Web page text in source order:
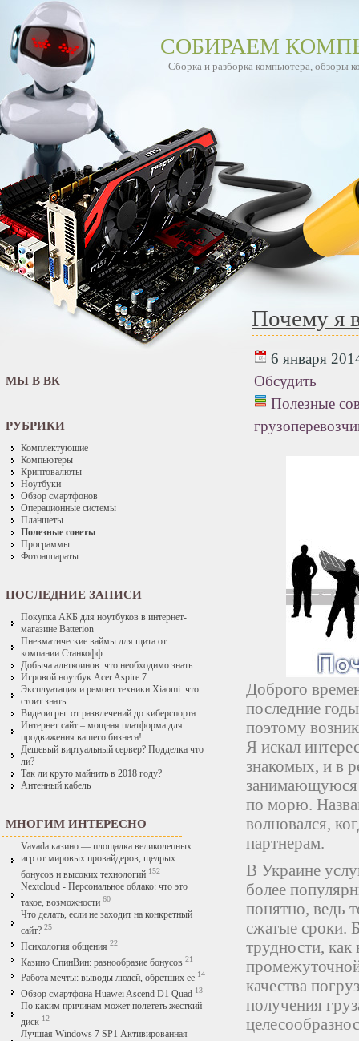
СОБИРАЕМ
Сборка и разборка компьютера, обзоры
МЫ В ВК
РУБРИКИ
Комплектующие
Компьютеры
Криптовалюты
Ноутбуки
Обзор смартфонов
Операционные системы
Планшеты
Полезные советы
Программы
Фотоаппараты
ПОСЛЕДНИЕ ЗАПИСИ
Покупка АКБ для ноутбуков в интернет-
магазине Batterion
Пневматические ваймы для щита от
компании Станкофф
Добыча альткоинов: что необходимо знать
Игровой ноутбук Acer Aspire 7
Эксплуатация и ремонт техники Xiaomi: что
стоит знать
Видеоигры: от развлечений до киберспорта
Интернет сайт – мощная платформа для
продвижения вашего бизнеса!
Дешевый виртуальный сервер? Подделка что
ли?
Так ли круто майнить в 2018 году?
Антенный кабель
МНОГИМ ИНТЕРЕСНО
Vavada казино — площадка великолепных
игр от мировых провайдеров, щедрых
бонусов и высоких технологий 152
Nextcloud - Персональное облако: что это
такое, возможности 60
Что делать, если не заходит на конкретный
сайт? 25
Психология общения 22
Казино СпинВин: разнообразие бонусов 21
Работа мечты: выводы людей, обретших ее 14
Обзор смартфона Huawei Ascend D1 Quad 13
По каким причинам может полететь жесткий
диск 12
Лучшая Windows 7 SP1 Активированная
Почему я
6 января
Обсудить
Полезные
Доброго
последние
поэтому
Я искал
знакомых, и в
занимающуюся
по морю.
волновался,
партнерам.
В Украине
более
понятно, ведь
сжатые сроки.
трудности,
качества
получения